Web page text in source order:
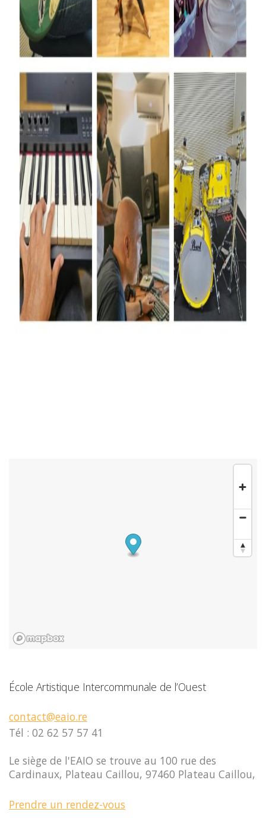
École Artistique Intercommunale de l’Ouest
contact@eaio.re
Tél : 02 62 57 57 41
Le siège de l'EAIO se trouve au 100 rue des
Cardinaux, Plateau Caillou, 97460 Plateau Caillou,
Prendre un rendez-vous